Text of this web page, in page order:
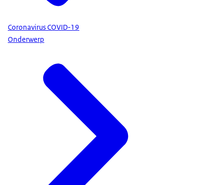
Coronavirus COVID-19
Onderwerp